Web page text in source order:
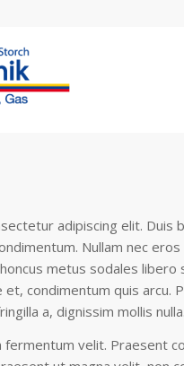
adipiscing elit. Duis
Nullam nec
metus sodales
condimentum quis arcu.
a, dignissim mollis nulla.
velit. Praesent